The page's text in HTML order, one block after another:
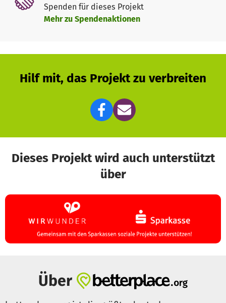
Spenden für dieses Projekt
Mehr zu Spendenaktionen
Hilf mit, das Projekt zu verbreiten
Dieses Projekt wird auch unterstützt
über
Über